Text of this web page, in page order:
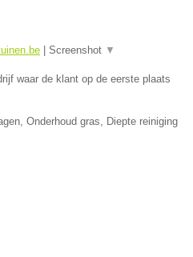
Screenshot ▼
waar de klant op de eerste plaats
Onderhoud gras, Diepte reiniging